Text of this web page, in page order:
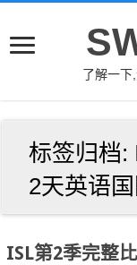
了解一下
标签归档:
2天英语
ISL第2季完整